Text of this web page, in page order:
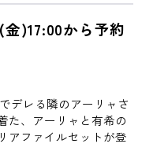
)17:00から予約
デレる隣のアーリャさ
た、アーリャと有希の
アファイルセットが登